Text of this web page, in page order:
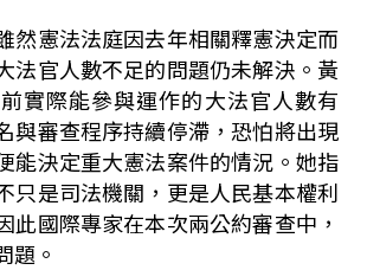
然憲法法庭因去年相關釋憲決定而
法官人數不足的問題仍未解決。黃
實際能參與運作的大法官人數有
與審查程序持續停滯，恐怕將出現
能決定重大憲法案件的情況。她指
只是司法機關，更是人民基本權利
此國際專家在本次兩公約審查中，
題。